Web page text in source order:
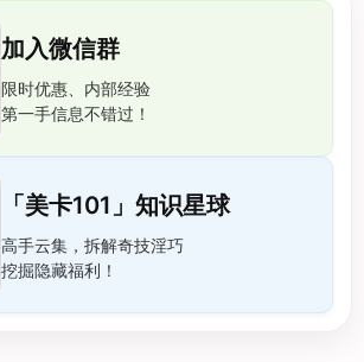
加入微信群
限时优惠、内部经验
第一手信息不错过！
「美卡101」知识星球
高手云集，拆解奇技淫巧
挖掘隐藏福利！